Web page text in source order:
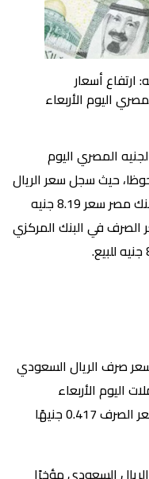
ارتفاع أسعار
اليوم الأربعاء
المصري اليوم
استقرارا ملحوظا، حيث سجل سعر الريال
السعودي في البنك الأهلي المصري وبنك مصر سعر 8.19 جنيه
سعر الصرف في البنك المركزي
صرف الريال السعودي
اليوم الأربعاء
الموافق 13 ديسمبر 2023، حيث بلغ سعر الصرف 0.417 جنيهًا
السعودي مؤخرًا